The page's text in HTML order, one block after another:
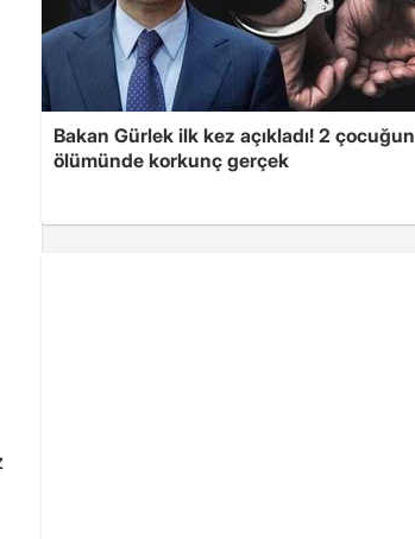
Bakan Gürlek ilk kez açıkladı! 2 çocuğun
ölümünde korkunç gerçek